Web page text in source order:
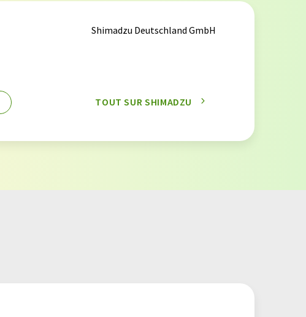
Shimadzu Deutschland GmbH
TOUT SUR SHIMADZU